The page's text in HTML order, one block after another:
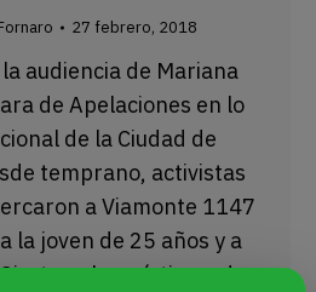
27 febrero, 2018
audiencia de Mariana
de Apelaciones en lo
de la Ciudad de
temprano, activistas
a Viamonte 1147
la joven de 25 años y a
ambas víctimas de